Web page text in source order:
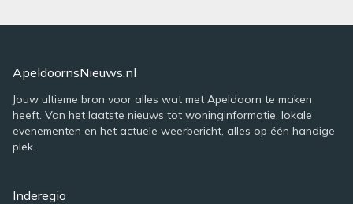
ApeldoornsNieuws.nl
Jouw ultieme bron voor alles wat met Apeldoorn te maken
heeft. Van het laatste nieuws tot woninginformatie, lokale
evenementen en het actuele weerbericht, alles op één handige
plek.
Inderegio